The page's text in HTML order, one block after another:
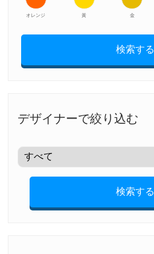
オレンジ 黃 金
検索する
デザイナーで絞り込む
検索する